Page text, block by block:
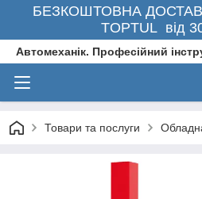
БЕЗКОШТОВНА
TOPTUL від
Автомеханік. Професійний
Товари та послуги